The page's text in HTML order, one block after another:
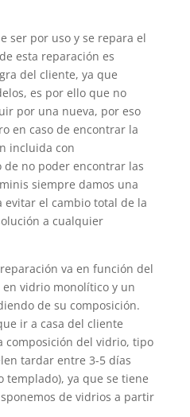
ser por uso y se repara el
esta reparación es
del cliente, ya que
es por ello que no
por una nueva, por eso
en caso de encontrar la
incluida con
de no poder encontrar las
siempre damos una
el cambio total de la
a cualquier
va en función del
vidrio monolítico y un
de su composición.
ir a casa del cliente
composición del vidrio, tipo
tardar entre 3-5 días
templado), ya que se tiene
de vidrios a partir